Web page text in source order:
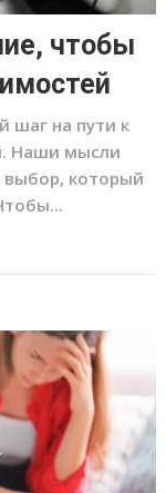
чтобы
шаг на пути к
Наши мысли
который